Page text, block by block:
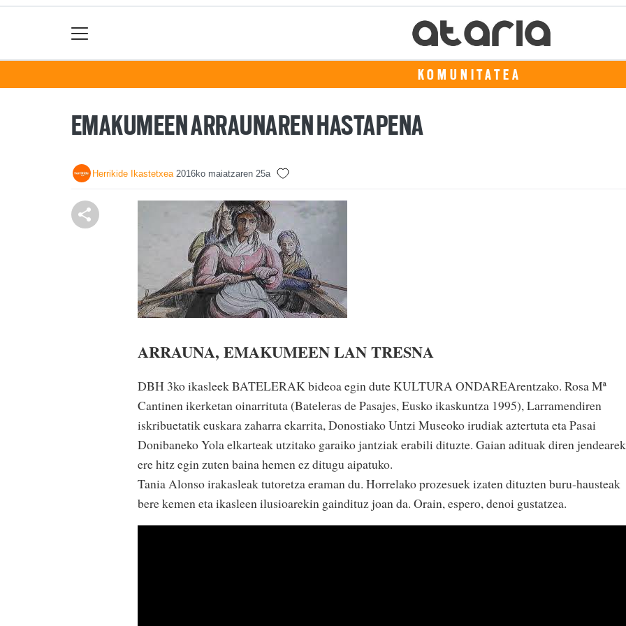
KOMUNITATEA
EMAKUMEEN ARRAUNAREN HASTAPENA
Herrikide Ikastetxea 2016ko maiatzaren 25a
ARRAUNA, EMAKUMEEN LAN TRESNA
DBH 3ko ikasleek BATELERAK bideoa egin dute KULTURA ONDAREArentzako. Rosa Mª
Cantinen ikerketan oinarrituta (Bateleras de Pasajes, Eusko ikaskuntza 1995), Larramendiren
iskribuetatik euskara zaharra ekarrita, Donostiako Untzi Museoko irudiak aztertuta eta Pasai
Donibaneko Yola elkarteak utzitako garaiko jantziak erabili dituzte. Gaian adituak diren
ere hitz egin zuten baina hemen ez ditugu aipatuko.
Tania Alonso irakasleak tutoretza eraman du. Horrelako prozesuek izaten dituzten buru-hausteak
bere kemen eta ikasleen ilusioarekin gaindituz joan da. Orain, espero, denoi gustatzea.